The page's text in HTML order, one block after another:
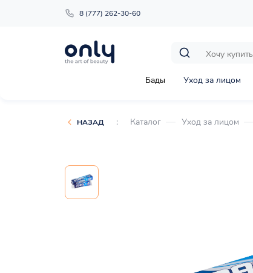
8 (777) 262-30-60
Бады Уход за лицом
НАЗАД : Каталог Уход за лицом